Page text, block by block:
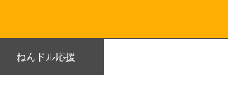
ねんドル応援